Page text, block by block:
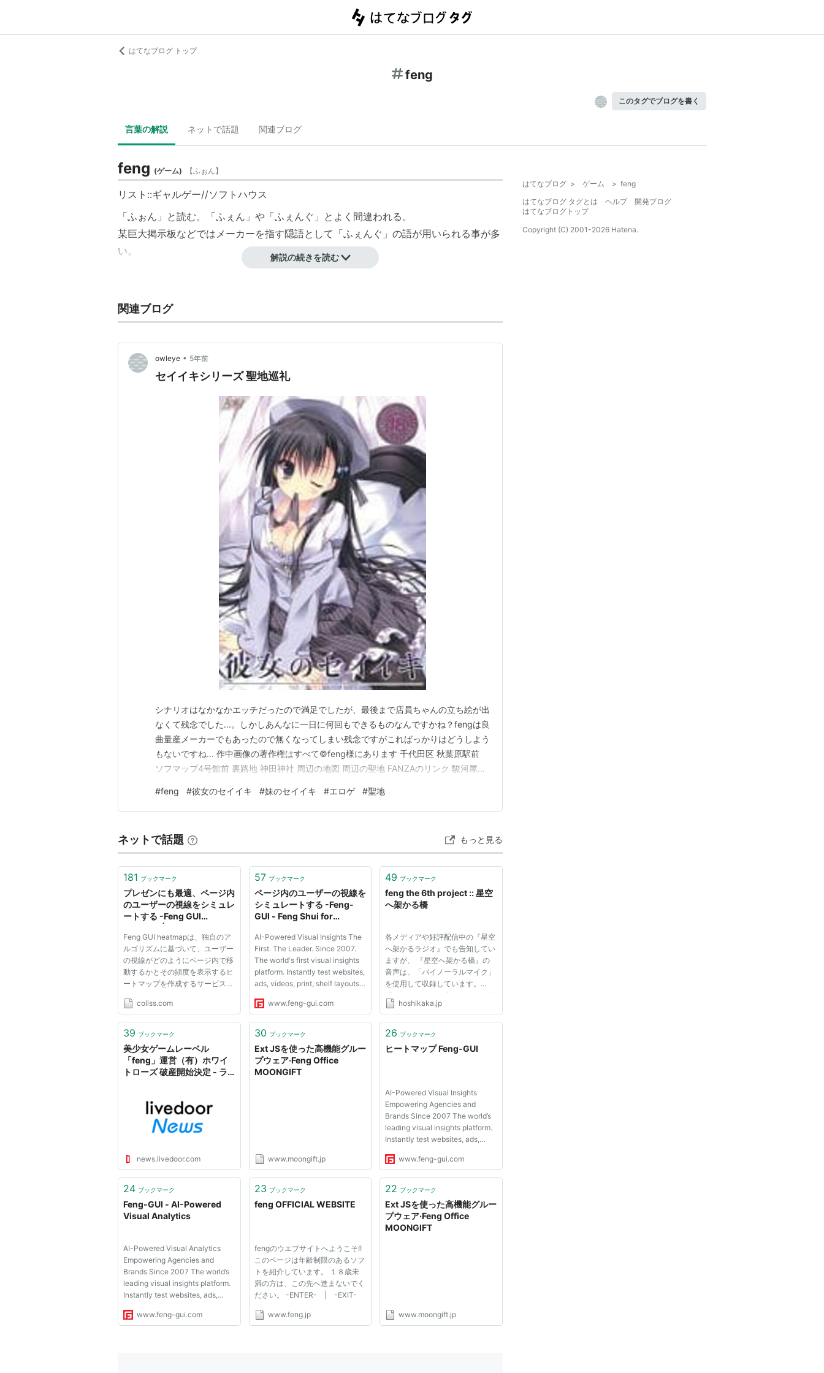
はてなブログ トップ
feng
このタグでブログを書く
言葉の解説 ネットで話題 関連ブログ
feng (ゲーム) 【ふぉん】
リスト::ギャルゲー//ソフトハウス
「ふぉん」と読む。「ふぇん」や「ふぇんぐ」とよく間違われる。
某巨大掲示板などではメーカーを指す隠語として「ふぇんぐ」の語が用いられる事が多
い。
期されないふぇんぐなどfengではない」などと呼ばれることもしばしば。
尚、「feng」はブランド名であり、会社組織としての名称は（有）ホワイトローズ で
ある。
knot〜絆の魔法〜：2002年7月26日発売
WhitePrincess：2003年11月7日発売
魔法少女Twin☆kle：2005年3月4日発売
：2006年4月21日発売
：2007年7月24日発売
：2010年10月15日発売
解説の続きを読む
関連ブログ
owleye • 5年前
セイイキシリーズ 聖地巡礼
シナリオはなかなかエッチだったので満足でしたが、最後まで店員ちゃんの立ち絵が出
なくて残念でした...。しかしあんなに一日に何回もできるものなんですかね？fengは良
曲量産メーカーでもあったので無くなってしまい残念ですがこればっかりはどうしよう
もないですね... 作中画像の著作権はすべて©feng様にあります 千代田区 秋葉原駅前
ソフマップ4号館前 裏路地 神田神社 周辺の地図 周辺の聖地 FANZAのリンク 駿河屋の
駅ですね。しかしアキバ系という単語をゆかな以外から聞いたことが無いのですが一般
的な単語…
#feng #彼女のセイイキ #妹のセイイキ #エロゲ #聖地
ネットで話題 もっと見る
181 ブックマーク
プレゼンにも最適、ページ内
のユーザーの視線をシミュレ
ートする -Feng GUI
Feng GUI heatmapは、独自のア
ルゴリズムに基づいて、ユーザー
の視線がどのようにページ内で移
動するかとその頻度を表示するヒ
ートマップを作成するサービスで
GUI heatmapは、実際のユーザー
を検出するものではなく、独自の
ッ...
coliss.com
57 ブックマーク
ページ内のユーザーの視線を
シミュレートする -Feng-
GUI - Feng Shui for
AI-Powered Visual Insights The
First. The Leader. Since 2007.
The world's first visual insights
platform. Instantly test websites,
ads, videos, print, shelf layouts,
live or in concept. Transform
insights with proprietary AI and
www.feng-gui.com
49 ブックマーク
feng the 6th project :: 星空
へ架かる橋
各メディアや好評配信中の『星空
へ架かるラジオ』でも告知してい
ますが、 『星空へ架かる橋』の
音声は、「バイノーラルマイク」
を使用して収録しています。
「バイノーラル録音」について簡
単に説明しますと―― 各キャラ
さんが 耳のところにマイクが仕
ク」...
hoshikaka.jp
39 ブックマーク
美少女ゲームレーベル
「feng」運営（有）ホワイ
トローズ 破産開始決定 - ラ
news.livedoor.com
30 ブックマーク
Ext JSを使った高機能グルー
プウェア·Feng Office
MOONGIFT
www.moongift.jp
26 ブックマーク
ヒートマップ Feng-GUI
AI-Powered Visual Insights
Empowering Agencies and
Brands Since 2007 The world’s
leading visual insights platform.
Instantly test websites, ads,
signage and packaging, whether
visual data into actionable
www.feng-gui.com
24 ブックマーク
Feng-GUI - AI-Powered
Visual Analytics
AI-Powered Visual Analytics
Empowering Agencies and
Brands Since 2007 The world’s
leading visual insights platform.
Instantly test websites, ads,
signage and packaging, whether
www.feng-gui.com
23 ブックマーク
feng OFFICIAL WEBSITE
fengのウエブサイトへようこそ!!
このページは年齢制限のあるソフ
トを紹介しています。 １８歳未
満の方は、この先へ進まないでく
ださい。 -ENTER- | -EXIT-
www.feng.jp
22 ブックマーク
Ext JSを使った高機能グルー
プウェア·Feng Office
MOONGIFT
www.moongift.jp
はてなブログ > ゲーム > feng
はてなブログ タグとは
ヘルプ
開発ブログ
はてなブログトップ
Copyright (C) 2001-2026 Hatena.